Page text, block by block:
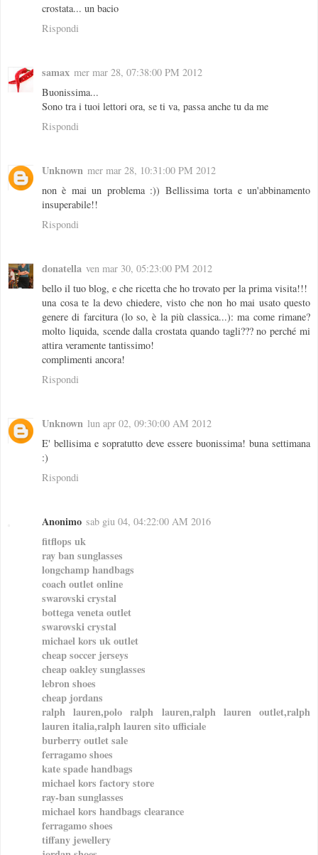
crostata... un bacio
Rispondi
samax mer mar 28, 07:38:00 PM 2012
Buonissima...
Sono tra i tuoi lettori ora, se ti va, passa anche tu da me
Rispondi
Unknown mer mar 28, 10:31:00 PM 2012
non è mai un problema :)) Bellissima torta e un'abbinamento
insuperabile!!
Rispondi
donatella ven mar 30, 05:23:00 PM 2012
bello il tuo blog, e che ricetta che ho trovato per la prima visita!!!
una cosa te la devo chiedere, visto che non ho mai usato questo
genere di farcitura (lo so, è la più classica...): ma come rimane?
molto liquida, scende dalla crostata quando tagli??? no perché mi
attira veramente tantissimo!
complimenti ancora!
Rispondi
Unknown lun apr 02, 09:30:00 AM 2012
E' bellisima e sopratutto deve essere buonissima! buna settimana
:)
Rispondi
Anonimo sab giu 04, 04:22:00 AM 2016
fitflops uk
ray ban sunglasses
longchamp handbags
coach outlet online
swarovski crystal
bottega veneta outlet
swarovski crystal
michael kors uk outlet
cheap soccer jerseys
cheap oakley sunglasses
lebron shoes
cheap jordans
ralph lauren,polo ralph lauren,ralph lauren outlet,ralph
lauren italia,ralph lauren sito ufficiale
burberry outlet sale
ferragamo shoes
kate spade handbags
michael kors factory store
ray-ban sunglasses
michael kors handbags clearance
ferragamo shoes
tiffany jewellery